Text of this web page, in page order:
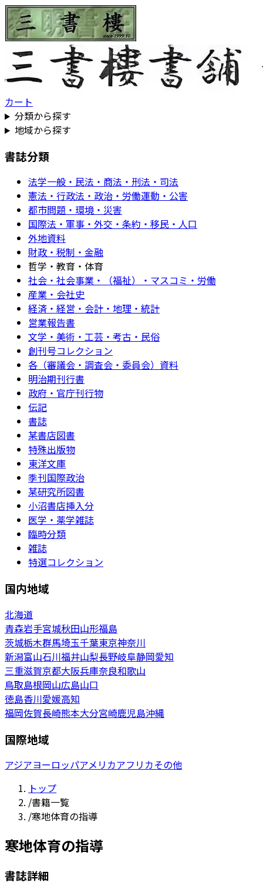
カート
分類から探す
地域から探す
書誌分類
法学一般・民法・商法・刑法・司法
憲法・行政法・政治・労働運動・公害
都市問題・環境・災害
国際法・軍事・外交・条約・移民・人口
外地資料
財政・税制・金融
哲学・教育・体育
社会・社会事業・（福祉）・マスコミ・労働
産業・会社史
経済・経営・会計・地理・統計
営業報告書
文学・美術・工芸・考古・民俗
創刊号コレクション
各（審議会・調査会・委員会）資料
明治期刊行書
政府・官庁刊行物
伝記
書誌
某書店図書
特殊出版物
東洋文庫
季刊国際政治
某研究所図書
小沼書店挿入分
医学・薬学雑誌
臨時分類
雑誌
特選コレクション
国内地域
北海道
青森岩手宮城秋田山形福島
茨城栃木群馬埼玉千葉東京神奈川
新潟富山石川福井山梨長野岐阜静岡愛知
三重滋賀京都大阪兵庫奈良和歌山
鳥取島根岡山広島山口
徳島香川愛媛高知
福岡佐賀長崎熊本大分宮崎鹿児島沖縄
国際地域
アジアヨーロッパアメリカアフリカその他
トップ
/書籍一覧
/寒地体育の指導
寒地体育の指導
書誌詳細